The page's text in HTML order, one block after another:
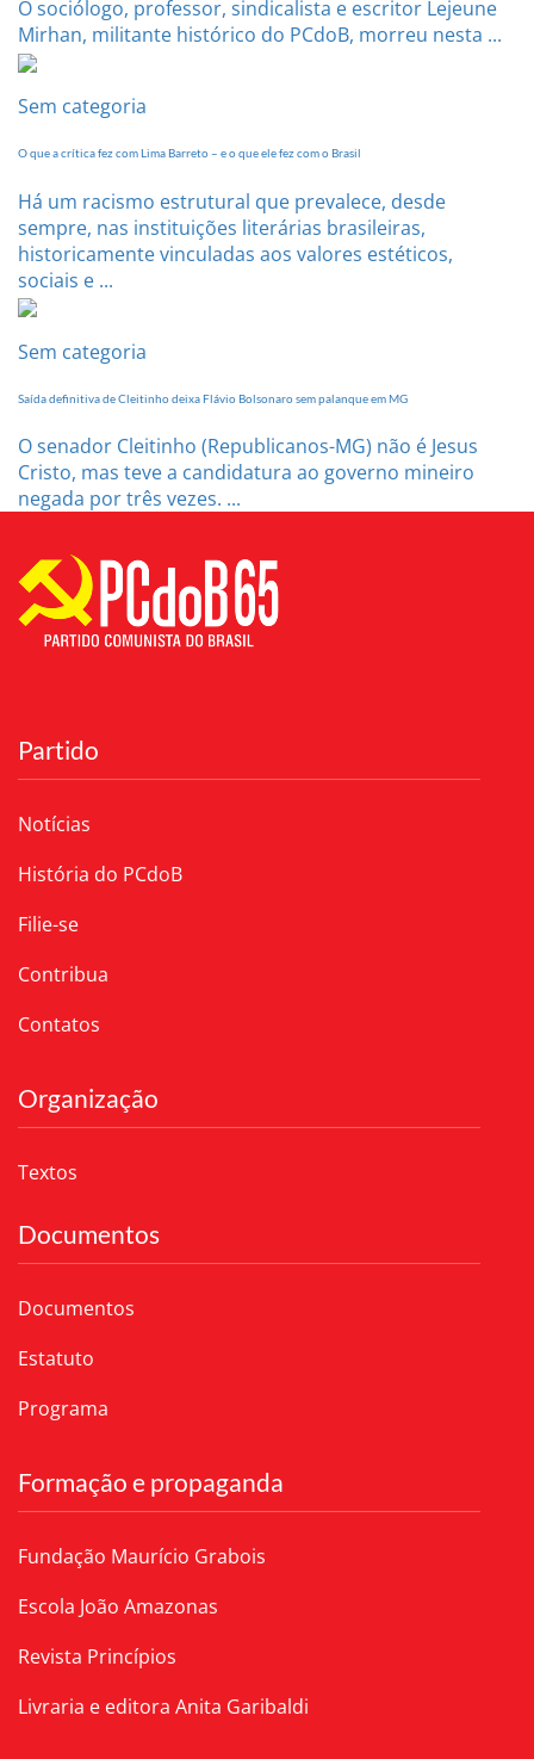
O sociólogo, professor, sindicalista e escritor Lejeune
Mirhan, militante histórico do PCdoB, morreu nesta ...
Sem categoria
O que a crítica fez com Lima Barreto – e o que ele fez com o Brasil
Há um racismo estrutural que prevalece, desde
sempre, nas instituições literárias brasileiras,
historicamente vinculadas aos valores estéticos,
sociais e ...
Sem categoria
Saída definitiva de Cleitinho deixa Flávio Bolsonaro sem palanque em MG
O senador Cleitinho (Republicanos-MG) não é Jesus
Cristo, mas teve a candidatura ao governo mineiro
negada por três vezes. ...
Partido
Notícias
História do PCdoB
Filie-se
Contribua
Contatos
Organização
Textos
Documentos
Documentos
Estatuto
Programa
Formação e propaganda
Fundação Maurício Grabois
Escola João Amazonas
Revista Princípios
Livraria e editora Anita Garibaldi